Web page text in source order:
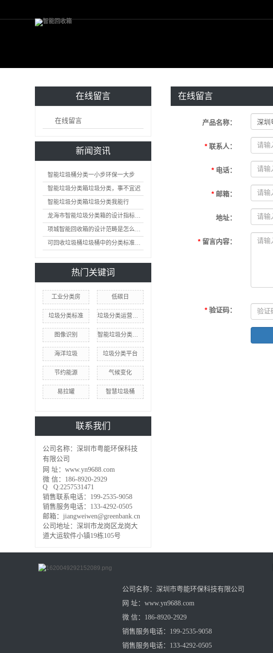
在线留言
在线留言
新闻资讯
智能垃圾桶分类一小步环保一大步
智能垃圾分类箱垃圾分类，事不宜迟
智能垃圾分类箱垃圾分类我能行
龙海市智能垃圾分类箱的设计指标是怎么样的
项城智能回收箱的设计范畴是怎么样的
可回收垃圾桶垃圾桶中的分类标准及护理
热门关键词
工业分类房 低碳日
垃圾分类标准 垃圾分类运营方案
图像识别 智能垃圾分类回收
海洋垃圾 垃圾分类平台
节约能源 气候变化
易拉罐 智慧垃圾桶
联系我们
公司名称：深圳市粤能环保科技
有限公司
网 址：www.yn9688.com
微 信：186-8920-2929
Q Q:2257531471
销售联系电话：199-2535-9058
销售服务电话：133-4292-0505
邮箱：jiangweiwen@greenbank.cn
公司地址：深圳市龙岗区龙岗大
道大运软件小镇19栋105号
在线留言
产品名称：
* 联系人：
* 电话：
* 邮箱：
地址：
* 留言内容：
* 验证码：
公司名称：深圳市粤能环保科技有限公司
网 址：www.yn9688.com
微 信：186-8920-2929
销售服务电话：199-2535-9058
销售服务电话：133-4292-0505